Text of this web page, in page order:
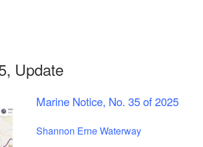
Update
Marine Notice, No. 35 of 2025
Shannon Erne Waterway